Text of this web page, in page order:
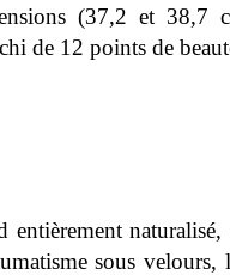
(37,2 et
de 12 points de
entièrement
sous